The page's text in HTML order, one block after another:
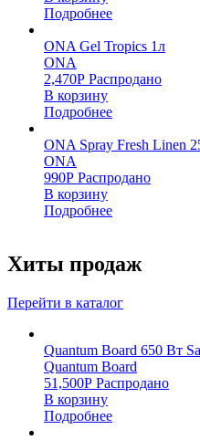
Подробнее
ONA Gel Tropics 1л
ONA
2,470Р Распродано
В корзину
Подробнее
ONA Spray Fresh Linen
ONA
990Р Распродано
В корзину
Подробнее
Хиты продаж
Перейти в каталог
Quantum Board 650 Вт
Quantum Board
51,500Р Распродано
В корзину
Подробнее